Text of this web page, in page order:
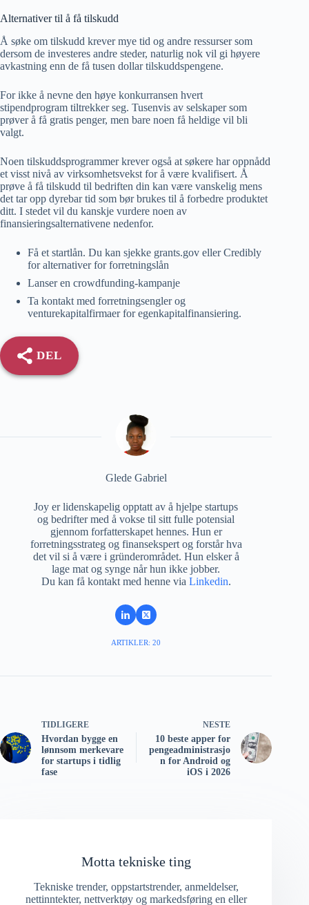
Alternativer til å få tilskudd
Å søke om tilskudd krever mye tid og andre ressurser som
dersom de investeres andre steder, naturlig nok vil gi høyere
avkastning enn de få tusen dollar tilskuddspengene.
For ikke å nevne den høye konkurransen hvert
stipendprogram tiltrekker seg. Tusenvis av selskaper som
prøver å få gratis penger, men bare noen få heldige vil bli
valgt.
Noen tilskuddsprogrammer krever også at søkere har oppnådd
et visst nivå av virksomhetsvekst for å være kvalifisert. Å
prøve å få tilskudd til bedriften din kan være vanskelig mens
det tar opp dyrebar tid som bør brukes til å forbedre produktet
ditt. I stedet vil du kanskje vurdere noen av
finansieringsalternativene nedenfor.
Få et startlån. Du kan sjekke grants.gov eller Credibly
for alternativer for forretningslån
Lanser en crowdfunding-kampanje
Ta kontakt med forretningsengler og
venturekapitalfirmaer for egenkapitalfinansiering.
DEL
Glede Gabriel
Joy er lidenskapelig opptatt av å hjelpe startups
og bedrifter med å vokse til sitt fulle potensial
gjennom forfatterskapet hennes. Hun er
forretningsstrateg og finansekspert og forstår hva
det vil si å være i gründerområdet. Hun elsker å
lage mat og synge når hun ikke jobber.
Du kan få kontakt med henne via Linkedin.
ARTIKLER: 20
TIDLIGERE
Hvordan bygge en
lønnsom merkevare
for startups i tidlig
fase
NESTE
10 beste apper for
pengeadministrasjo
n for Android og
iOS i 2026
Motta tekniske ting
Tekniske trender, oppstartstrender, anmeldelser,
nettinntekter, nettverktøy og markedsføring en eller